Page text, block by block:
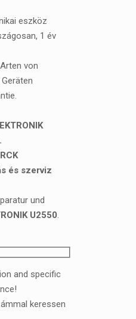
eszköz
1 év
von
és szerviz
und
U2550.
and specific
keressen